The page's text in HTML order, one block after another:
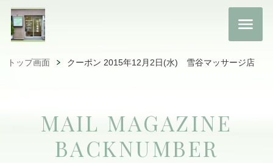
トップ画面 クーポン 2015年12月2日(水) 雪谷マッサージ店
MAIL MAGAZINE
BACKNUMBER